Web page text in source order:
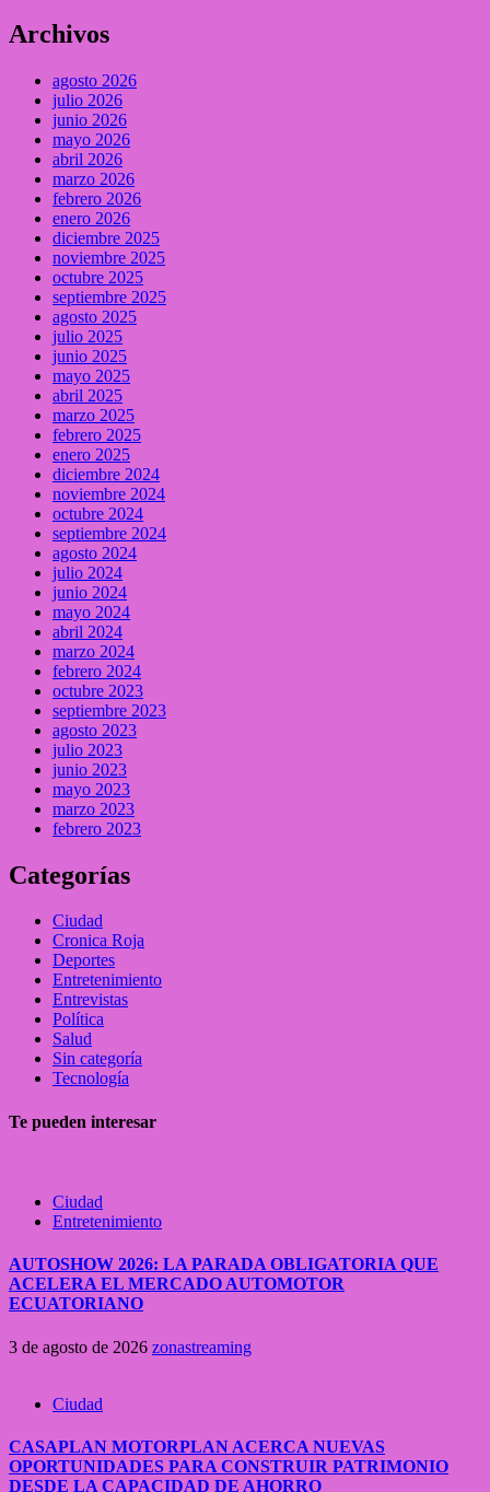
Archivos
agosto 2026
julio 2026
junio 2026
mayo 2026
abril 2026
marzo 2026
febrero 2026
enero 2026
diciembre 2025
noviembre 2025
octubre 2025
septiembre 2025
agosto 2025
julio 2025
junio 2025
mayo 2025
abril 2025
marzo 2025
febrero 2025
enero 2025
diciembre 2024
noviembre 2024
octubre 2024
septiembre 2024
agosto 2024
julio 2024
junio 2024
mayo 2024
abril 2024
marzo 2024
febrero 2024
octubre 2023
septiembre 2023
agosto 2023
julio 2023
junio 2023
mayo 2023
marzo 2023
febrero 2023
Categorías
Ciudad
Cronica Roja
Deportes
Entretenimiento
Entrevistas
Política
Salud
Sin categoría
Tecnología
Te pueden interesar
Ciudad
Entretenimiento
AUTOSHOW 2026: LA PARADA OBLIGATORIA QUE
ACELERA EL MERCADO AUTOMOTOR
ECUATORIANO
3 de agosto de 2026 zonastreaming
Ciudad
CASAPLAN MOTORPLAN ACERCA NUEVAS
OPORTUNIDADES PARA CONSTRUIR PATRIMONIO
DESDE LA CAPACIDAD DE AHORRO